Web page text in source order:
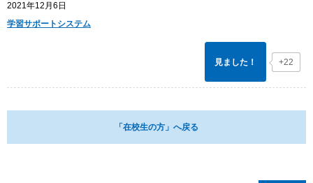
2021年12月6日
学習サポートシステム
見ました！ +22
「在校生の方」へ戻る